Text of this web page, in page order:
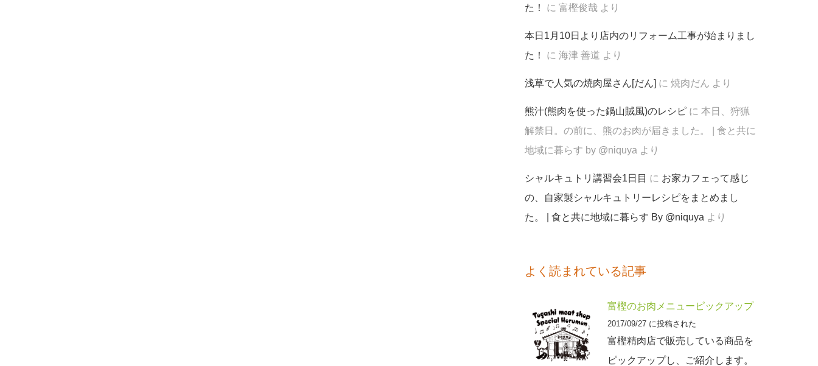
た！
に 富樫俊哉 より
本日1月10日より店内のリフォーム工事が始まりまし
た！
に 海津 善道 より
浅草で人気の焼肉屋さん[だん] に 焼肉だん より
熊汁(熊肉を使った鍋山賊風)のレシピ に 本日、狩猟
解禁日。の前に、熊のお肉が届きました。 | 食と共に
地域に暮らす by @niquya より
シャルキュトリ講習会1日目 に お家カフェって感じ
の、自家製シャルキュトリーレシピをまとめまし
た。 | 食と共に地域に暮らす By @niquya より
よく読まれている記事
富樫のお肉メニューピックアップ
2017/09/27 に投稿された
富樫精肉店で販売している商品を
ピックアップし、ご紹介します。